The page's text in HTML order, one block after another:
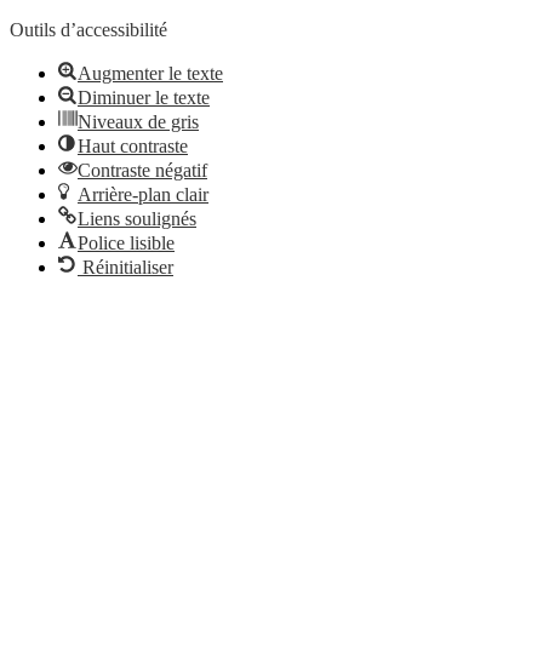
Outils d’accessibilité
Augmenter le texte
Diminuer le texte
Niveaux de gris
Haut contraste
Contraste négatif
Arrière-plan clair
Liens soulignés
Police lisible
Réinitialiser